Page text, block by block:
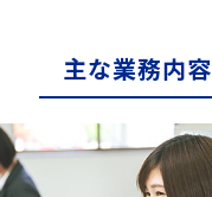
主な業務内容